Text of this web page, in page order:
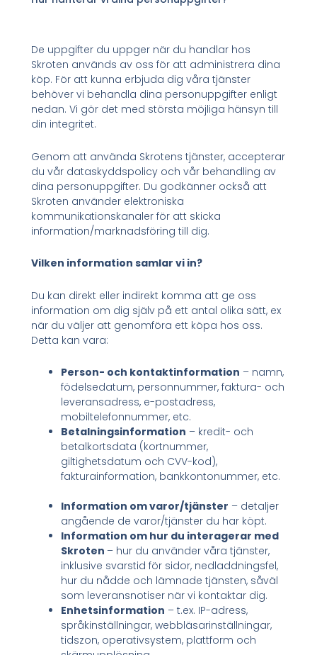
De uppgifter du uppger när du handlar hos
Skroten används av oss för att administrera dina
köp. För att kunna erbjuda dig våra tjänster
behöver vi behandla dina personuppgifter enligt
nedan. Vi gör det med största möjliga hänsyn till
din integritet.
Genom att använda Skrotens tjänster, accepterar
du vår dataskyddspolicy och vår behandling av
dina personuppgifter. Du godkänner också att
Skroten använder elektroniska
kommunikationskanaler för att skicka
information/marknadsföring till dig.
Vilken information samlar vi in?
Du kan direkt eller indirekt komma att ge oss
information om dig själv på ett antal olika sätt, ex
när du väljer att genomföra ett köpa hos oss.
Detta kan vara:
Person- och kontaktinformation – namn,
födelsedatum, personnummer, faktura- och
leveransadress, e-postadress,
mobiltelefonnummer, etc.
Betalningsinformation – kredit- och
betalkortsdata (kortnummer,
giltighetsdatum och CVV-kod),
fakturainformation, bankkontonummer, etc.
Information om varor/tjänster – detaljer
angående de varor/tjänster du har köpt.
Information om hur du interagerar med
Skroten – hur du använder våra tjänster,
inklusive svarstid för sidor, nedladdningsfel,
hur du nådde och lämnade tjänsten, såväl
som leveransnotiser när vi kontaktar dig.
Enhetsinformation – t.ex. IP-adress,
språkinställningar, webbläsarinställningar,
tidszon, operativsystem, plattform och